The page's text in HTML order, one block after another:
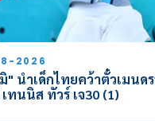
2026
" นำเด็กไทยคว้าตั๋วเมนด
เทนนิส ทัวร์ เจ30 (1)